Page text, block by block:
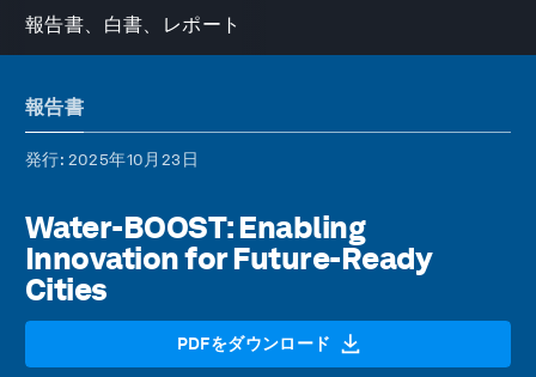
報告書、白書、レポート
報告書
発行: 2025年10月23日
Water-BOOST: Enabling
Innovation for Future-Ready
Cities
PDFをダウンロード